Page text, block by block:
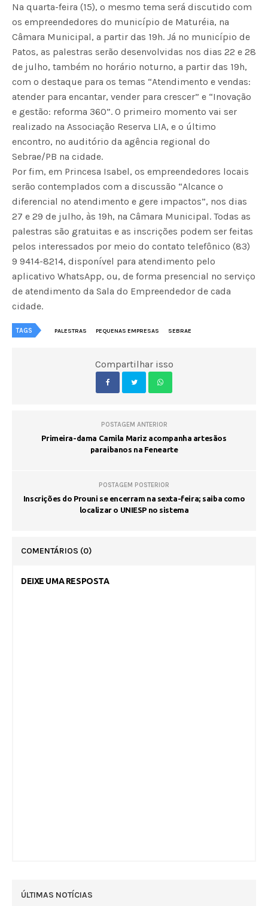
Na quarta-feira (15), o mesmo tema será discutido com
os empreendedores do município de Maturéia, na
Câmara Municipal, a partir das 19h. Já no município de
Patos, as palestras serão desenvolvidas nos dias 22 e 28
de julho, também no horário noturno, a partir das 19h,
com o destaque para os temas “Atendimento e vendas:
atender para encantar, vender para crescer” e “Inovação
e gestão: reforma 360”. O primeiro momento vai ser
realizado na Associação Reserva LIA, e o último
encontro, no auditório da agência regional do
Sebrae/PB na cidade.
Por fim, em Princesa Isabel, os empreendedores locais
serão contemplados com a discussão “Alcance o
diferencial no atendimento e gere impactos”, nos dias
27 e 29 de julho, às 19h, na Câmara Municipal. Todas as
palestras são gratuitas e as inscrições podem ser feitas
pelos interessados por meio do contato telefônico (83)
9 9414-8214, disponível para atendimento pelo
aplicativo WhatsApp, ou, de forma presencial no serviço
de atendimento da Sala do Empreendedor de cada
cidade.
TAGS PALESTRAS PEQUENAS EMPRESAS SEBRAE
Compartilhar isso
POSTAGEM ANTERIOR
Primeira-dama Camila Mariz acompanha artesãos
paraibanos na Fenearte
POSTAGEM POSTERIOR
Inscrições do Prouni se encerram na sexta-feira; saiba como
localizar o UNIESP no sistema
COMENTÁRIOS (0)
DEIXE UMA RESPOSTA
ÚLTIMAS NOTÍCIAS